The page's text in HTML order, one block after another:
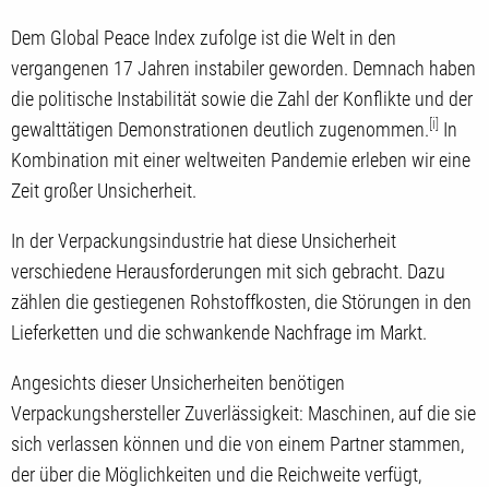
Dem Global Peace Index zufolge ist die Welt in den
vergangenen 17 Jahren instabiler geworden. Demnach haben
die politische Instabilität sowie die Zahl der Konflikte und der
gewalttätigen Demonstrationen deutlich zugenommen.[i] In
Kombination mit einer weltweiten Pandemie erleben wir eine
Zeit großer Unsicherheit.
In der Verpackungsindustrie hat diese Unsicherheit
verschiedene Herausforderungen mit sich gebracht. Dazu
zählen die gestiegenen Rohstoffkosten, die Störungen in den
Lieferketten und die schwankende Nachfrage im Markt.
Angesichts dieser Unsicherheiten benötigen
Verpackungshersteller Zuverlässigkeit: Maschinen, auf die sie
sich verlassen können und die von einem Partner stammen,
der über die Möglichkeiten und die Reichweite verfügt,